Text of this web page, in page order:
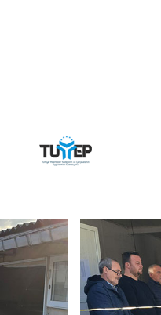
MYB
KÖY-KOOP